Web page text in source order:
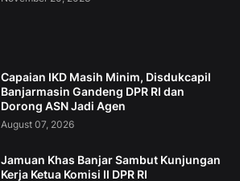
Capaian IKD Masih Minim, Disdukcapil
Banjarmasin Gandeng DPR RI dan
Dorong ASN Jadi Agen
August 07, 2026
Jamuan Khas Banjar Sambut Kunjungan
Kerja Ketua Komisi II DPR RI